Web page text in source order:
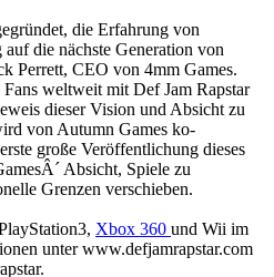
die Erfahrung von
die nächste Generation von
Perrett, CEO von 4mm Games.
weltweit mit Def Jam Rapstar
dieser Vision und Absicht zu
von Autumn Games ko-
große Veröffentlichung dieses
Absicht, Spiele zu
Grenzen verschieben.
Xbox 360 und Wii im
unter www.defjamrapstar.com